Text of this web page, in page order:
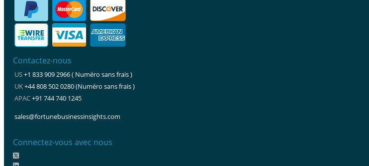
Contactez-nous
US+1 833 909 2966 ( Numéro sans frais )
UK+44 808 502 0280 (Numéro sans frais )
APAC+91 744 740 1245
sales@fortunebusinessinsights.com
Connectez-vous avec nous